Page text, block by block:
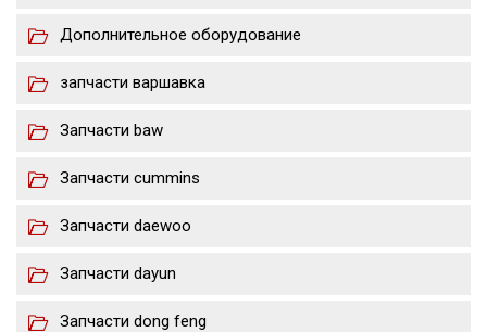
Дополнительное оборудование
запчасти варшавка
Запчасти baw
Запчасти cummins
Запчасти daewoo
Запчасти dayun
Запчасти dong feng